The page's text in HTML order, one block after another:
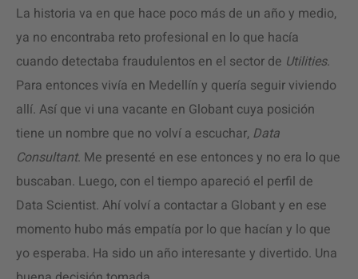
La historia va en que hace poco más de un año y medio,
ya no encontraba reto profesional en lo que hacía
cuando detectaba fraudulentos en el sector de Utilities.
Para entonces vivía en Medellín y quería seguir viviendo
allí. Así que vi una vacante en Globant cuya posición
tiene un nombre que no volví a escuchar, Data
Consultant. Me presenté en ese entonces y no era lo que
buscaban. Luego, con el tiempo apareció el perfil de
Data Scientist. Ahí volví a contactar a Globant y en ese
momento hubo más empatía por lo que hacían y lo que
yo esperaba. Ha sido un año interesante y divertido. Una